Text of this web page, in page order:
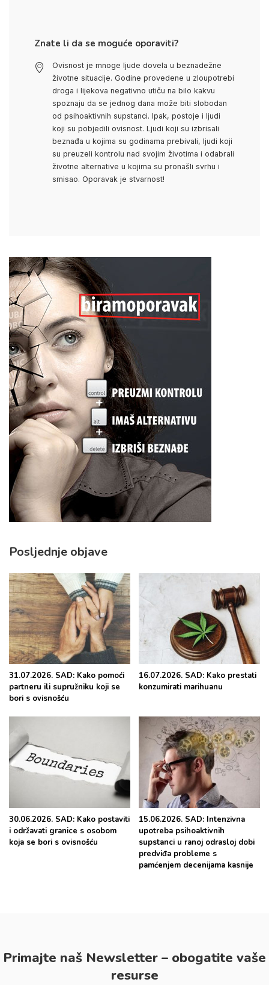
Znate li da se moguće oporaviti?
Ovisnost je mnoge ljude dovela u beznadežne
životne situacije. Godine provedene u zloupotrebi
droga i lijekova negativno utiču na bilo kakvu
spoznaju da se jednog dana može biti slobodan
od psihoaktivnih supstanci. Ipak, postoje i ljudi
koji su pobjedili ovisnost. Ljudi koji su izbrisali
beznađa u kojima su godinama prebivali, ljudi koji
su preuzeli kontrolu nad svojim životima i odabrali
životne alternative u kojima su pronašli svrhu i
smisao. Oporavak je stvarnost!
Posljednje objave
31.07.2026. SAD: Kako pomoći
partneru ili supružniku koji se
bori s ovisnošću
16.07.2026. SAD: Kako prestati
konzumirati marihuanu
30.06.2026. SAD: Kako postaviti
i održavati granice s osobom
koja se bori s ovisnošću
15.06.2026. SAD: Intenzivna
upotreba psihoaktivnih
supstanci u ranoj odrasloj dobi
predviđa probleme s
pamćenjem decenijama kasnije
Primajte naš Newsletter – obogatite vaše
resurse